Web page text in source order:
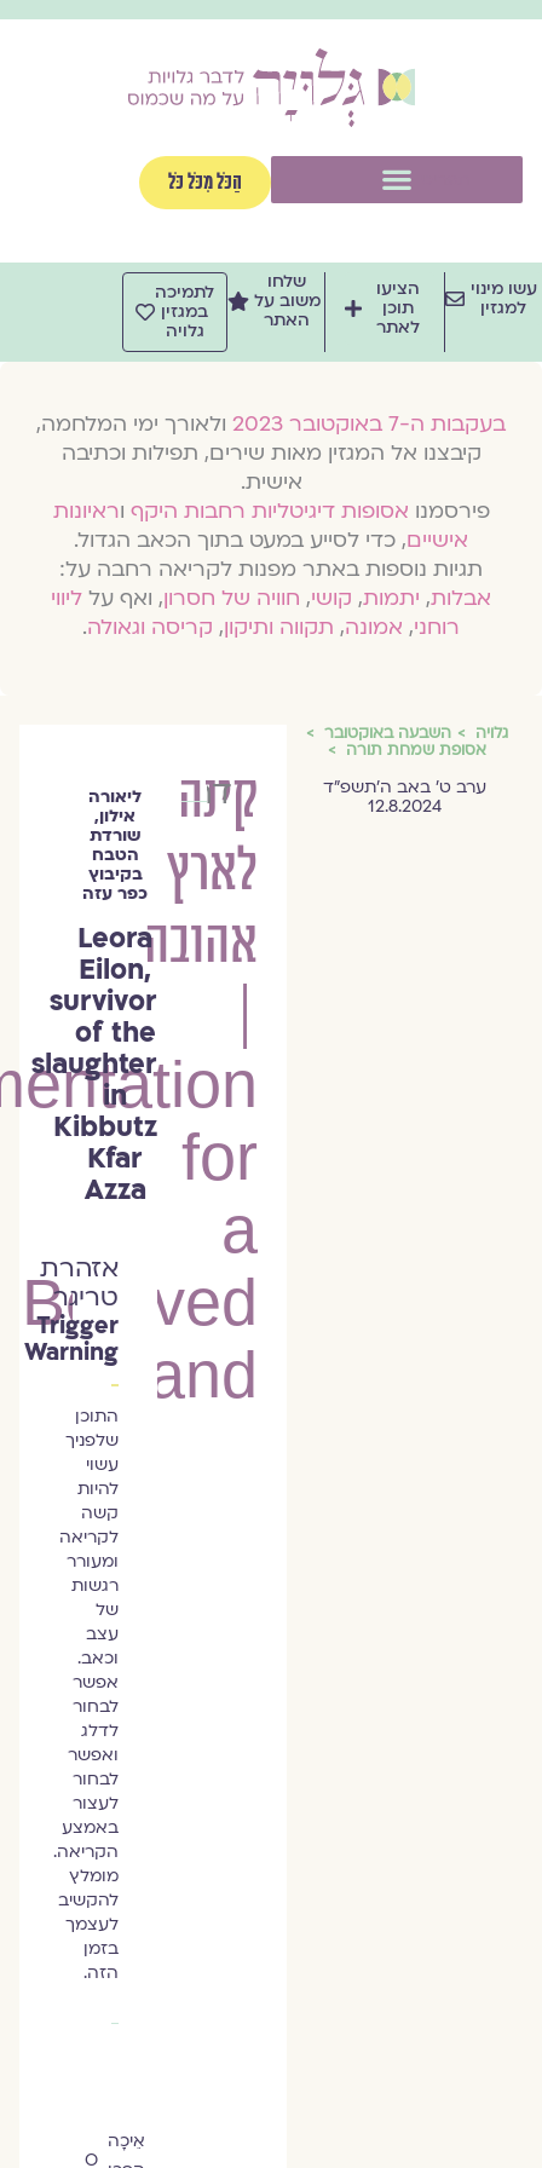
הַכֹּל מִכֹּל כֹּל
מינוי
למגזין
הציעו
תוכן
לאתר
שלחו
משוב על
האתר
לתמיכה
במגזין
גלויה
בעקבות ה-7 באוקטובר 2023
ולאורך ימי המלחמה,
קיבצנו אל המגזין מאות שירים, תפילות וכתיבה
אישית.
פירסמנואסופות דיגיטליות רחבות היקףוראיונות
אישיים, כדי לסייע במעט בתוך הכאב הגדול.
תגיות נוספות באתר מפנות לקריאה רחבה על:
אבלות,יתמות,קושי,חוויה של חסרון, ואף עלליווי
רוחני,אמונה,תקווה ותיקון,קריסה וגאולה.
גלויה השבעה באוקטובר
אסופת שמחת תורה
ערב ט׳ באב ה׳תשפ״ד
12.8.2024
קינה
לארץ
אהובה
for
a
Beloved
Land
דרשוני
ליאורה
אילון,
שורדת
הטבח
בקיבוץ
כפר עזה
Leora
Eilon,
survivor
of the
slaughter
in
Kibbutz
Kfar
Azza
אזהרת
טריגר
Trigger
Warning
התוכן
שלפניך
עשוי
להיות
קשה
לקריאה
ומעורר
רגשות
של
עצב
וכאב.
אפשר
לבחור
לדלג
ואפשר
לבחור
לעצור
באמצע
הקריאה.
מומלץ
להקשיב
לעצמך
בזמן
הזה.
אֵיכָה
O